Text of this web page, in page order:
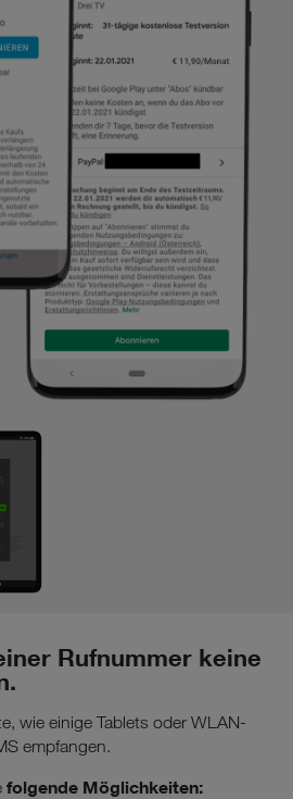
Rufnummer keine
wie einige Tablets oder WLAN-
empfangen.
folgende Möglichkeiten: